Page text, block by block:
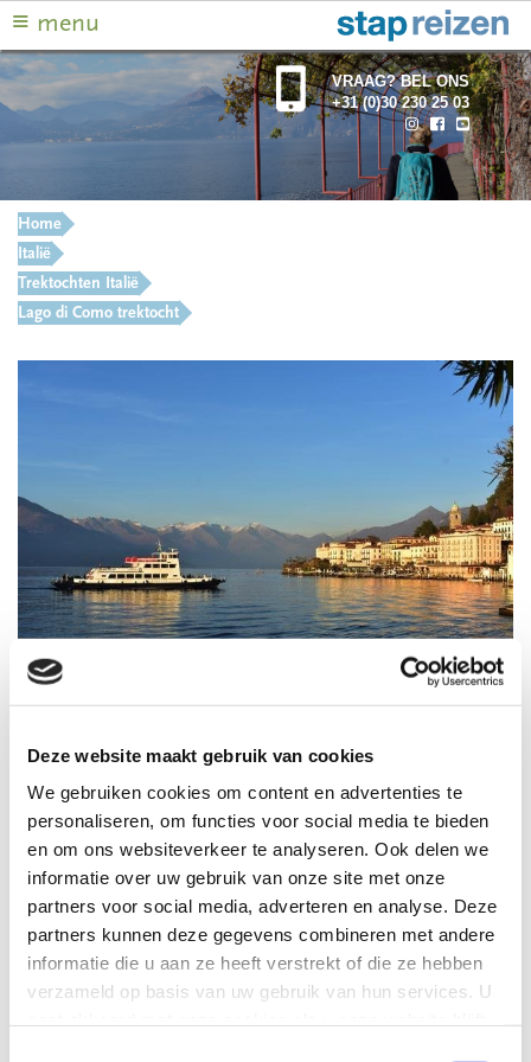
Deze website maakt gebruik van cookies
We gebruiken cookies om content en advertenties te
personaliseren, om functies voor social media te bieden
en om ons websiteverkeer te analyseren. Ook delen we
informatie over uw gebruik van onze site met onze
partners voor social media, adverteren en analyse. Deze
partners kunnen deze gegevens combineren met andere
informatie die u aan ze heeft verstrekt of die ze hebben
verzameld op basis van uw gebruik van hun services. U
≡ menu
VRAAG? BEL ONS
+31 (0)30 230 25 03
Home
Italië
Trektochten Italië
Lago di Como trektocht
8-daagse trektocht Lago di Como
Tegen de Zwitserse grens aan, aan alle kanten
beschermd door Alpentoppen, ligt het Lago di Como
als een Griekse Y op z'n kop. In de winter houden de
bergen er de ijskoude winden tegen, het water bevriest
er niet, de zon geeft er altijd z'n warmte af....Lees meer
ZWAARTE WANDELING